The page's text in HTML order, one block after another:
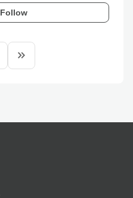
Follow
keyboard_double_arrow_right